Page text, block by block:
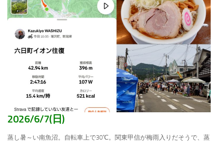
2026/6/7(日)
蒸し暑～い南魚沼。自転車上で30℃。関東甲信が梅雨入りだそうで、蒸